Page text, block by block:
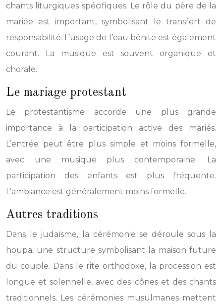
chants liturgiques spécifiques. Le rôle du père de la
mariée est important, symbolisant le transfert de
responsabilité. L’usage de l’eau bénite est également
courant. La musique est souvent organique et
chorale.
Le mariage protestant
Le protestantisme accorde une plus grande
importance à la participation active des mariés.
L’entrée peut être plus simple et moins formelle,
avec une musique plus contemporaine. La
participation des enfants est plus fréquente.
L’ambiance est généralement moins formelle.
Autres traditions
Dans le judaïsme, la cérémonie se déroule sous la
houpa, une structure symbolisant la maison future
du couple. Dans le rite orthodoxe, la procession est
longue et solennelle, avec des icônes et des chants
traditionnels. Les cérémonies musulmanes mettent